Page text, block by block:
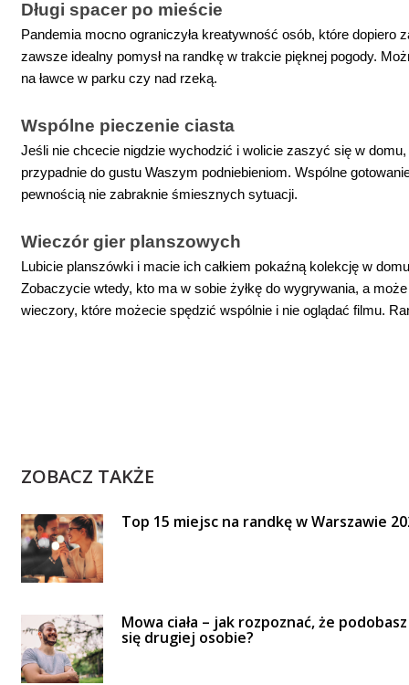
Długi spacer po mieście
Pandemia mocno ograniczyła kreatywność osób, które
zawsze idealny pomysł na randkę w trakcie pięknej pogody.
na ławce w parku czy nad rzeką.
Wspólne pieczenie ciasta
Jeśli nie chcecie nigdzie wychodzić i wolicie zaszyć się w
przypadnie do gustu Waszym podniebieniom. Wspólne
pewnością nie zabraknie śmiesznych sytuacji.
Wieczór gier planszowych
Lubicie planszówki i macie ich całkiem pokaźną kolekcję w
Zobaczycie wtedy, kto ma w sobie żyłkę do wygrywania, a
wieczory, które możecie spędzić wspólnie i nie oglądać filmu.
ZOBACZ TAKŻE
Top 15 miejsc na randkę w Warszawie
Mowa ciała – jak rozpoznać, że podobasz
się drugiej osobie?